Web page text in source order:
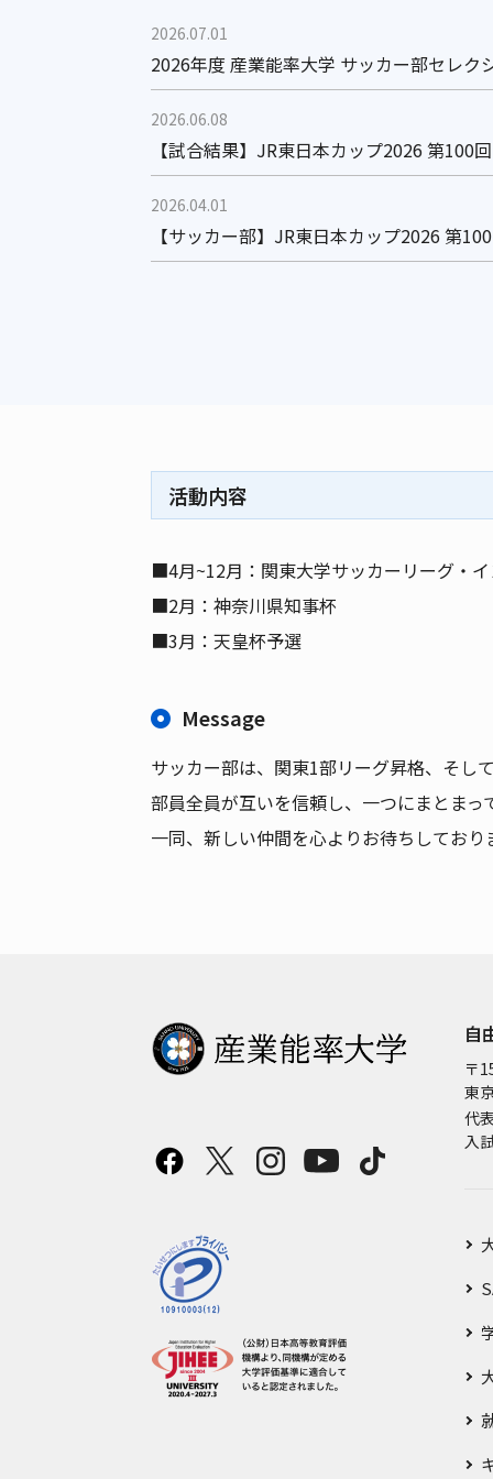
2026.07.01
2026年度 産業能率大学 サッカー部セレク
2026.06.08
【試合結果】JR東日本カップ2026 第
2026.04.01
【サッカー部】JR東日本カップ2026 第
活動内容
■4月~12月：関東大学サッカーリーグ・
■2月：神奈川県知事杯
■3月：天皇杯予選
Message
サッカー部は、関東1部リーグ昇格、そし
部員全員が互いを信頼し、一つにまとま
一同、新しい仲間を心よりお待ちしており
自
〒
東
代
入